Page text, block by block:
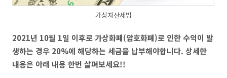
가상자산세법
2021년 10월 1일 이후로 가상화폐(암호화폐)로 인한 수익이 발
생하는 경우 20%에 해당하는 세금을 납부해야합니다. 상세한
내용은 아래 내용 한번 살펴보세요!!